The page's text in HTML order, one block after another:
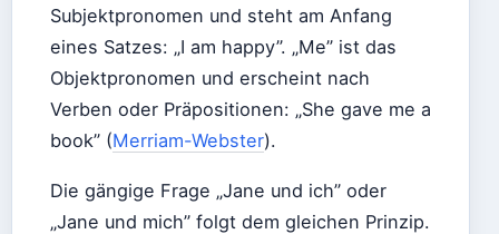
Subjektpronomen und steht am Anfang
eines Satzes: „I am happy”. „Me” ist das
Objektpronomen und erscheint nach
Verben oder Präpositionen: „She gave me a
book” (Merriam-Webster).
Die gängige Frage „Jane und ich” oder
„Jane und mich” folgt dem gleichen Prinzip.